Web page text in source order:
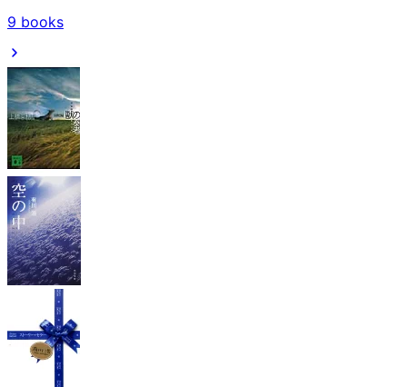
9 books